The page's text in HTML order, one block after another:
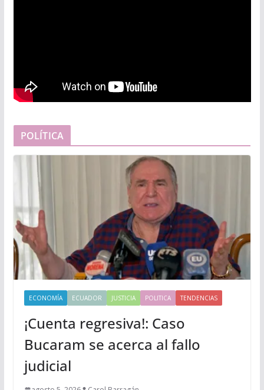
POLÍTICA
ECONOMÍA ECUADOR JUSTICIA POLITICA TENDENCIAS
¡Cuenta regresiva!: Caso
Bucaram se acerca al fallo
judicial